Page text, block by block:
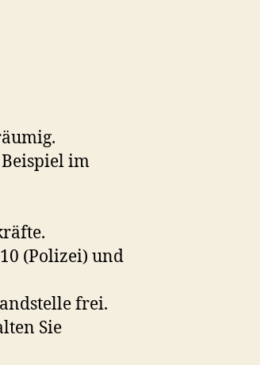
im
(Polizei) und
frei.
Sie